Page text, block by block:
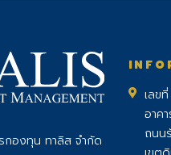
องทุน ทาลิส จำกัด
เลข
อาค
ถนน